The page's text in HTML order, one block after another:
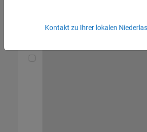
Marketing |
Kontakt zu Ihrer lokalen